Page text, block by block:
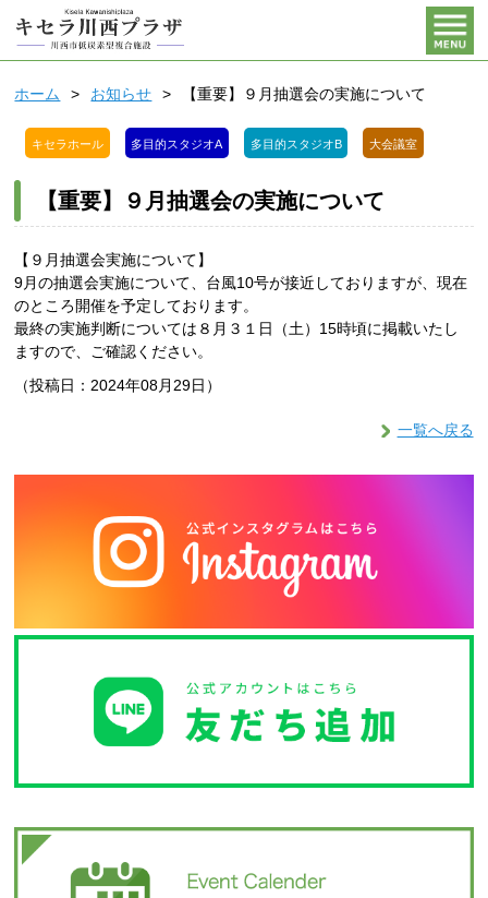
ホーム お知らせ 【重要】９月抽選会の実施について
キセラホール 多目的スタジオA 多目的スタジオB 大会議室
【重要】９月抽選会の実施について
【９月抽選会実施について】
9月の抽選会実施について、台風10号が接近しておりますが、現在
のところ開催を予定しております。
最終の実施判断については８月３１日（土）15時頃に掲載いたし
ますので、ご確認ください。
（投稿日：2024年08月29日）
一覧へ戻る